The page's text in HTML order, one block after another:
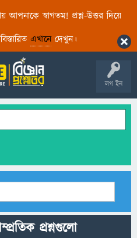
আপনাকে স্বাগতম! প্রশ্ন-উত্তর দিয়ে
এখানেদেখুন।
লগ ইন
প্রশ্নগুলো